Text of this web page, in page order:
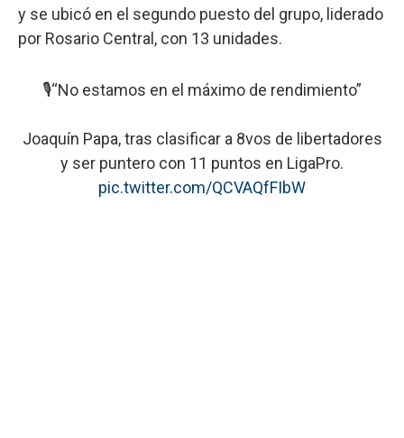
y se ubicó en el segundo puesto del grupo, liderado
por Rosario Central, con 13 unidades.
🎙️“No estamos en el máximo de rendimiento”
Joaquín Papa, tras clasificar a 8vos de libertadores
y ser puntero con 11 puntos en LigaPro.
pic.twitter.com/QCVAQfFIbW